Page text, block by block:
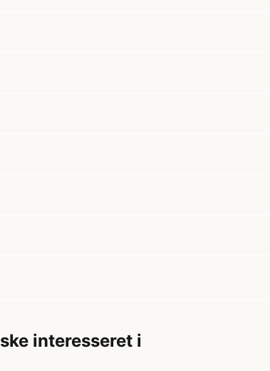
interesseret i